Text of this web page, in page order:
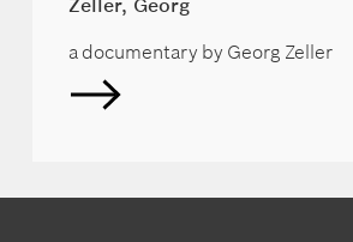
Zeller, Georg
a documentary by Georg Zeller